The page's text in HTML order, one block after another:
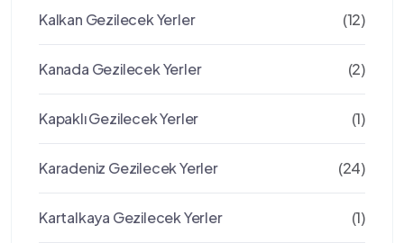
Kalkan Gezilecek Yerler (12)
Kanada Gezilecek Yerler (2)
Kapaklı Gezilecek Yerler (1)
Karadeniz Gezilecek Yerler (24)
Kartalkaya Gezilecek Yerler (1)